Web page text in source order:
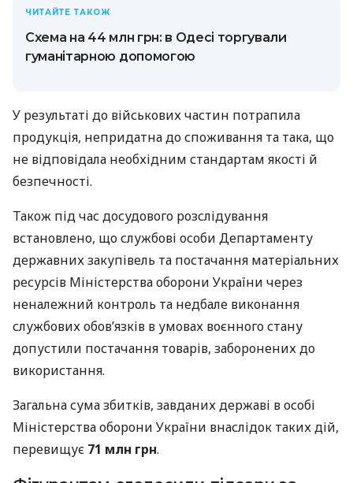
ЧИТАЙТЕ ТАКОЖ
Схема на 44 млн грн: в Одесі торгували
гуманітарною допомогою
У результаті до військових частин потрапила
продукція, непридатна до споживання та така, що
не відповідала необхідним стандартам якості й
безпечності.
Також під час досудового розслідування
встановлено, що службові особи Департаменту
державних закупівель та постачання матеріальних
ресурсів Міністерства оборони України через
неналежний контроль та недбале виконання
службових обов’язків в умовах воєнного стану
допустили постачання товарів, заборонених до
використання.
Загальна сума збитків, завданих державі в особі
Міністерства оборони України внаслідок таких дій,
перевищує 71 млн грн.